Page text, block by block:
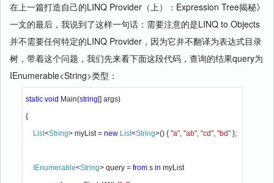
在上一篇打造自己的LINQ Provider（上）：Expression Tree揭秘》
一文的最后，我说到了这样一句话：需要注意的是LINQ to Objects
并不需要任何特定的LINQ Provider，因为它并不翻译为表达式目录
树，带着这个问题，我们先来看下面这段代码，查询的结果query为
IEnumerable<String>类型：
static void Main(string [] args)
{
List<String> myList = new List<String>() { "a", "ab", "cd", "bd" };
IEnumerable<String> query = from s in myList